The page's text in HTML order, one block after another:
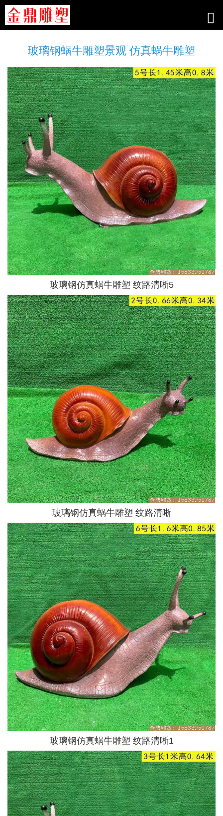
玻璃钢蜗牛雕塑景观 仿真蜗牛雕塑
玻璃钢仿真蜗牛雕塑 纹路清晰5
玻璃钢仿真蜗牛雕塑 纹路清晰
玻璃钢仿真蜗牛雕塑 纹路清晰1